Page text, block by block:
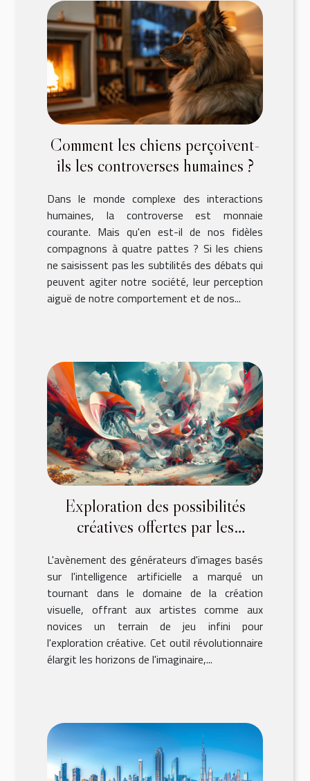
Comment les chiens perçoivent-
ils les controverses humaines ?
Dans le monde complexe des interactions
humaines, la controverse est monnaie
courante. Mais qu'en est-il de nos fidèles
compagnons à quatre pattes ? Si les chiens
ne saisissent pas les subtilités des débats qui
peuvent agiter notre société, leur perception
aiguë de notre comportement et de nos...
Exploration des possibilités
créatives offertes par les
L'avènement des générateurs d'images basés
sur l'intelligence artificielle a marqué un
tournant dans le domaine de la création
visuelle, offrant aux artistes comme aux
novices un terrain de jeu infini pour
l'exploration créative. Cet outil révolutionnaire
élargit les horizons de l'imaginaire,...